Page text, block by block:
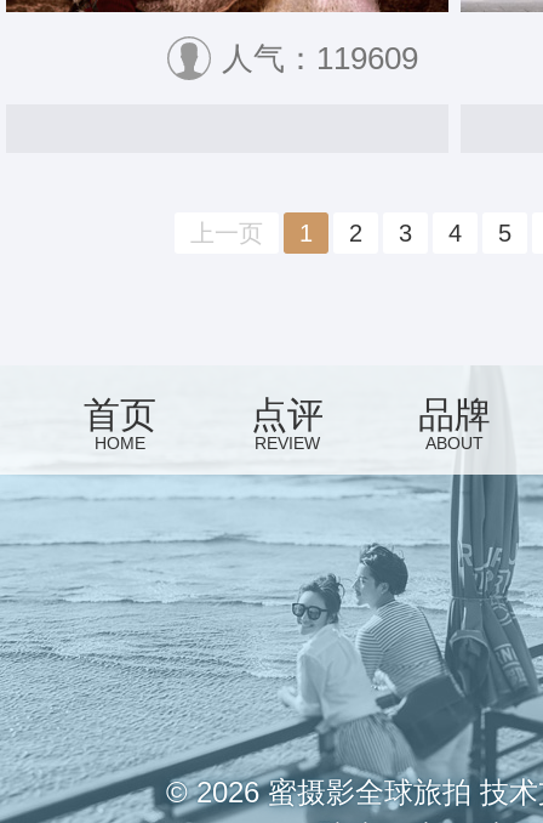
人气：119609
上一页 1 2 3 4 5
首页
HOME
点评
REVIEW
品牌
ABOUT
© 2026 蜜摄影全球旅拍 技